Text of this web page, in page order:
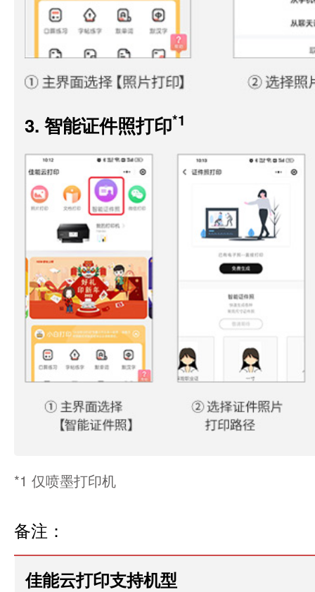
3. 智能证件照打印*1
*1 仅喷墨打印机
备注：
佳能云打印支持机型